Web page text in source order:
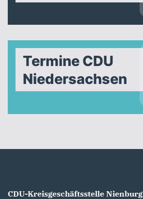
Termine CDU
Niedersachsen
CDU-Kreisgeschäftsstelle Nienburg